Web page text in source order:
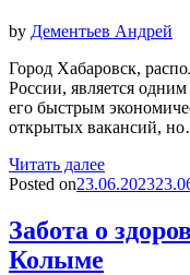
by Дементьев Андрей
Город Хабаровск,
России, является
его быстрым
открытых вакансий,
Читать далее
Posted on23.06.2023
Забота о
Колыме